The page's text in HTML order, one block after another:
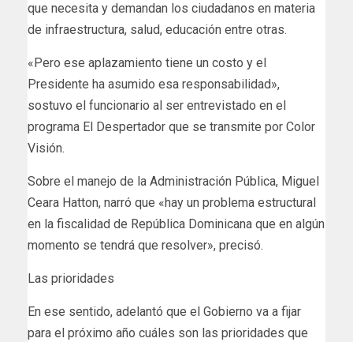
que necesita y demandan los ciudadanos en materia
de infraestructura, salud, educación entre otras.
«Pero ese aplazamiento tiene un costo y el
Presidente ha asumido esa responsabilidad»,
sostuvo el funcionario al ser entrevistado en el
programa El Despertador que se transmite por Color
Visión.
Sobre el manejo de la Administración Pública, Miguel
Ceara Hatton, narró que «hay un problema estructural
en la fiscalidad de República Dominicana que en algún
momento se tendrá que resolver», precisó.
Las prioridades
En ese sentido, adelantó que el Gobierno va a fijar
para el próximo año cuáles son las prioridades que